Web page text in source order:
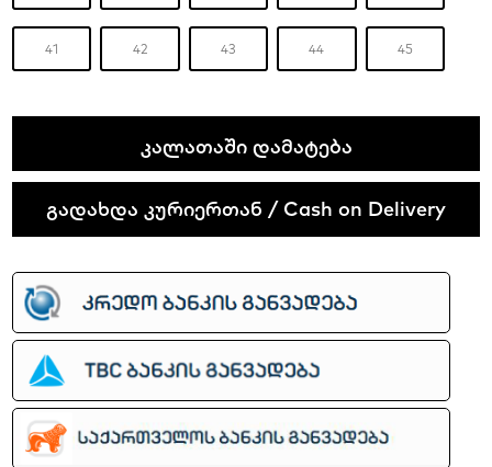
41 42 43 44 45
Pegasus
Wave
quantity
ᲙᲐᲚᲐᲗᲐᲨᲘ ᲓᲐᲛᲐᲢᲔᲑᲐ
გადახდა კურიერთან / Cash on Delivery